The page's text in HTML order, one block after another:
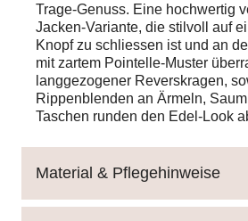
Trage-Genuss. Eine hochwertig
Jacken-Variante, die stilvoll auf
Knopf zu schliessen ist und an
mit zartem Pointelle-Muster
langgezogener Reverskragen,
Rippenblenden an Ärmeln,
Taschen runden den Edel-Look
Material & Pflegehinweise